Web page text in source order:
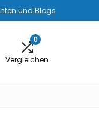
und Blogs
0
Vergleichen